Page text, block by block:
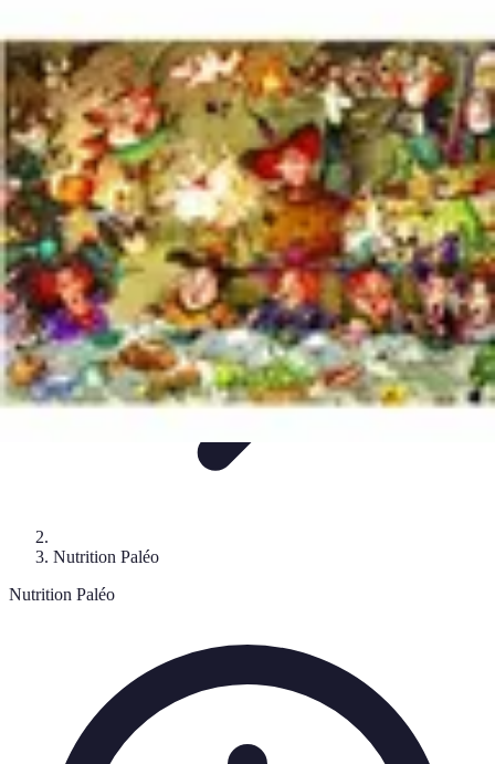
Nutrition PaléoNutritionSanté et NutritionNutrition et SantéRecettes
Paleo Cuisine
Nutrition Paléo
Nutrition Paléo